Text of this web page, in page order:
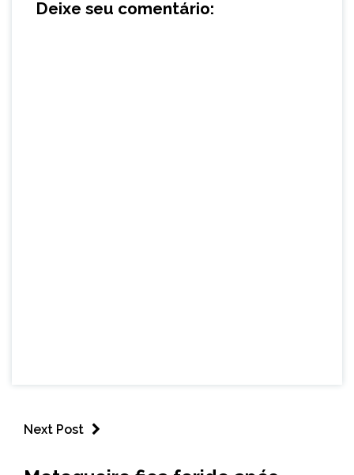
Deixe seu comentário:
Next Post